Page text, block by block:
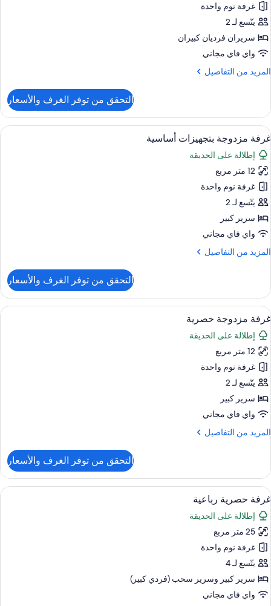
حصرية
بسريرين
فرديين
غرفة نوم واحدة
يتّسع لـ 2
سريران فرديان كبيران
واي فاي مجاني
المزيد من التفاصيل
المزيد
غرفة
حصرية
بسريرين
فرديين
التحقق من توفر الغرف والأسعار
استعراض
جميع
صور
غرفة
مزدوجة
بتجهيزات
أساسية
4
غرفة مزدوجة بتجهيزات أساسية
إطلالة على الحديقة
12 متر مربع
غرفة نوم واحدة
يتّسع لـ 2
سرير كبير
واي فاي مجاني
المزيد من التفاصيل
المزيد
غرفة
مزدوجة
بتجهيزات
أساسية
التحقق من توفر الغرف والأسعار
استعراض
جميع
صور
غرفة
مزدوجة
حصرية
4
غرفة مزدوجة حصرية
إطلالة على الحديقة
12 متر مربع
غرفة نوم واحدة
يتّسع لـ 2
سرير كبير
واي فاي مجاني
المزيد من التفاصيل
المزيد
غرفة
مزدوجة
حصرية
التحقق من توفر الغرف والأسعار
استعراض
جميع
صور
غرفة
حصرية
رباعية
3
غرفة حصرية رباعية
إطلالة على الحديقة
25 متر مربع
غرفة نوم واحدة
يتّسع لـ 4
سرير كبير‫‬ وسرير سحب (فردي كبير)
واي فاي مجاني